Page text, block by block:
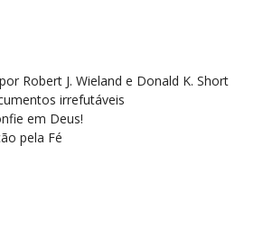
Robert J. Wieland e Donald K. Short
irrefutáveis
em Deus!
pela Fé